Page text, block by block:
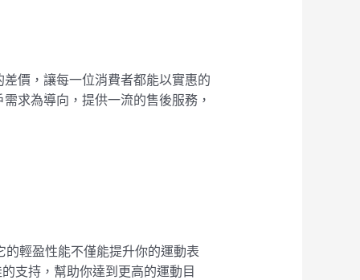
價，讓每一位消費者都能以實惠的
求為導向，提供一流的售後服務，
輕盈性能不僅能提升你的運動表
支持，幫助你達到更高的運動目